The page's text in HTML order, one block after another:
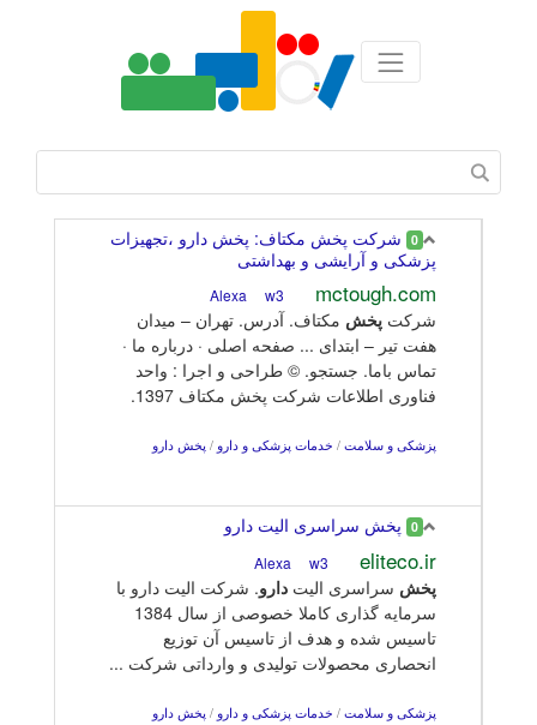
0 شرکت پخش مکتاف: پخش دارو ،تجهیزات
پزشکی و آرایشی و بهداشتی
mctough.com
w3
شرکت پخش مکتاف. آدرس. تهران – میدان
هفت تیر – ابتدای ... صفحه اصلی · درباره ما ·
تماس باما. جستجو. © طراحی و اجرا : واحد
فناوری اطلاعات شرکت پخش مکتاف 1397.
پزشکی و سلامت / خدمات پزشکی و دارو / پخش دارو
0 پخش سراسری الیت دارو
eliteco.ir
w3
پخش سراسری الیت دارو. شرکت الیت دارو با
سرمایه گذاری کاملا خصوصی از سال 1384
تاسیس شده و هدف از تاسیس آن توزیع
انحصاری محصولات تولیدی و وارداتی شرکت ...
پزشکی و سلامت / خدمات پزشکی و دارو / پخش دارو